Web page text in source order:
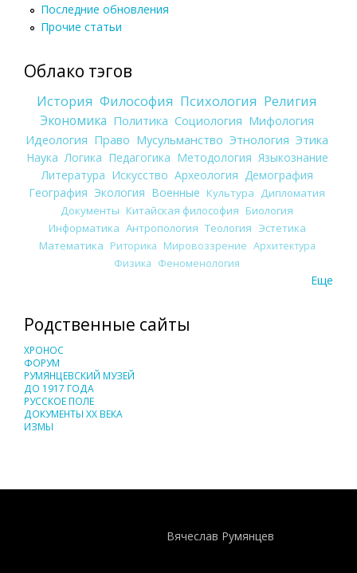
Последние обновления
Прочие статьи
Облако тэгов
История Философия Психология Религия
Экономика Политика Социология Мифология
Идеология Право Мусульманство Этнология Этика
Наука Логика Педагогика Методология Языкознание
Литература Искусство Археология Демография
География Экология Военные Культура
Дипломатия
Документы Китайская философия Биология
Информатика Антропология Теология Эстетика
Математика Риторика Мировоззрение Архитектура
Физика Феноменология
Еще
Родственные сайты
ХРОНОС
ФОРУМ
РУМЯНЦЕВСКИЙ МУЗЕЙ
ДО 1917 ГОДА
РУССКОЕ ПОЛЕ
ДОКУМЕНТЫ XX ВЕКА
ИЗМЫ
Вячеслав Румянцев